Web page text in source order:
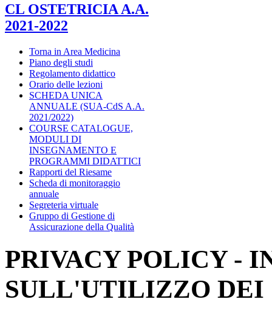
CL OSTETRICIA A.A.
2021-2022
Torna in Area Medicina
Piano degli studi
Regolamento didattico
Orario delle lezioni
SCHEDA UNICA
ANNUALE (SUA-CdS A.A.
2021/2022)
COURSE CATALOGUE,
MODULI DI
INSEGNAMENTO E
PROGRAMMI DIDATTICI
Rapporti del Riesame
Scheda di monitoraggio
annuale
Segreteria virtuale
Gruppo di Gestione di
Assicurazione della Qualità
PRIVACY POLICY -
SULL'UTILIZZO DEI